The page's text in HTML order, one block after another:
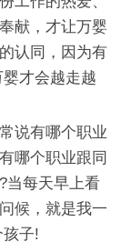
献，才让万婴
认同，因为有
才会越走越
说有哪个职业
哪个职业跟同
当每天早上看
候，就是我一
子!